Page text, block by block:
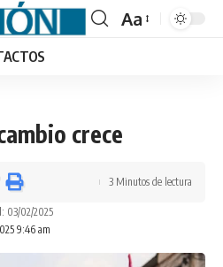
Font
Aa
crece
9:46 am
03/02/2025
3 Minutos de lectura